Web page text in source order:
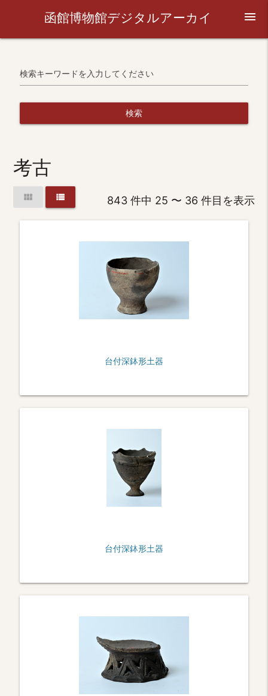
函館博物館デジタルアーカイ
menu
検索キーワードを入力してください
検索
考古
view_module view_list 843 件中 25 〜 36 件目を表示
台付深鉢形土器
台付深鉢形土器